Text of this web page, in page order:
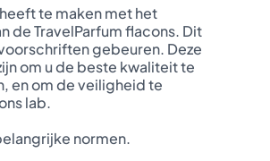
te maken met het
de TravelParfum flacons. Dit
gebeuren. Deze
om u de beste kwaliteit te
en om de veiligheid te
lab.
normen.